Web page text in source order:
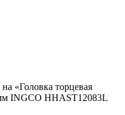
«Головка торцевая
INGCO HHAST12083L